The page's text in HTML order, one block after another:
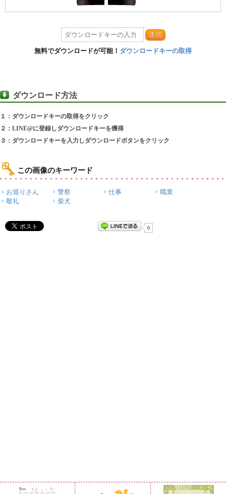
送信
無料でダウンロードが可能！ ダウンロードキーの取得
ダウンロード方法
１：ダウンロードキーの取得をクリック
２：LINE@に登録しダウンロードキーを獲得
３：ダウンロードキーを入力しダウンロードボタンをクリック
この画像のキーワード
お巡りさん 警察 仕事
職業
敬礼
柴犬
0